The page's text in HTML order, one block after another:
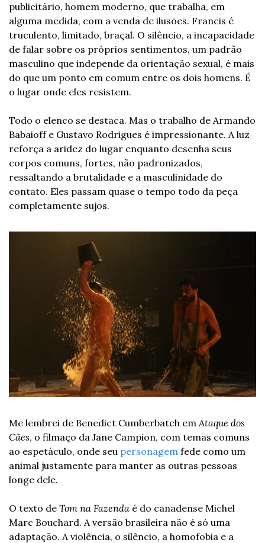
publicitário, homem moderno, que trabalha, em
alguma medida, com a venda de ilusões. Francis é
truculento, limitado, braçal. O silêncio, a incapacidade
de falar sobre os próprios sentimentos, um padrão
masculino que independe da orientação sexual, é mais
do que um ponto em comum entre os dois homens. É
o lugar onde eles resistem.
Todo o elenco se destaca. Mas o trabalho de Armando
Babaioff e Gustavo Rodrigues é impressionante. A luz
reforça a aridez do lugar enquanto desenha seus
corpos comuns, fortes, não padronizados,
ressaltando a brutalidade e a masculinidade do
contato. Eles passam quase o tempo todo da peça
completamente sujos.
Me lembrei de Benedict Cumberbatch em Ataque dos
Cães, o filmaço da Jane Campion, com temas comuns
ao espetáculo, onde seu personagem fede como um
animal justamente para manter as outras pessoas
longe dele.
O texto de Tom na Fazenda é do canadense Michel
Marc Bouchard. A versão brasileira não é só uma
adaptação. A violência, o silêncio, a homofobia e a